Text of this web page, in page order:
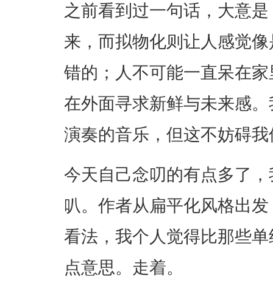
之前看到过一句话，大意
来，而拟物化则让人感觉
错的；人不可能一直呆在
在外面寻求新鲜与未来感
演奏的音乐，但这不妨碍
今天自己念叨的有点多了
叭。作者从扁平化风格出
看法，我个人觉得比那些
点意思。走着。